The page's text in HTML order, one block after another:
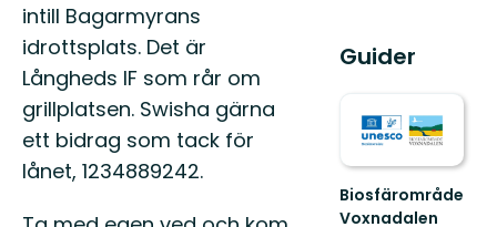
intill Bagarmyrans
idrottsplats. Det är
Långheds IF som rår om
grillplatsen. Swisha gärna
ett bidrag som tack för
lånet, 1234889242.
Guider
Biosfärområde
Voxnadalen